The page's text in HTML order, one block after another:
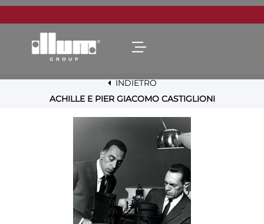
Open menu
INDIETRO
ACHILLE E PIER GIACOMO CASTIGLIONI